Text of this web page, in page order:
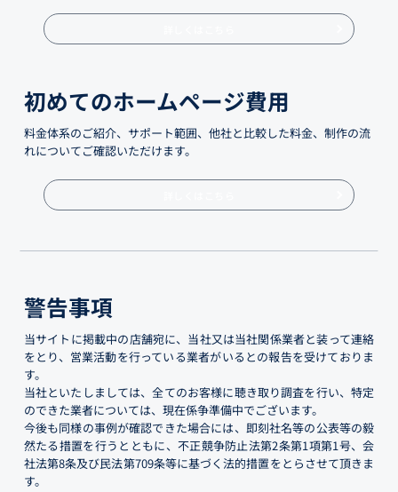
初めてのホームページ費用
料金体系のご紹介、サポート範囲、他社と比較した料金、制作の流
れについてご確認いただけます。
警告事項
当サイトに掲載中の店舗宛に、当社又は当社関係業者と装って連絡
をとり、営業活動を行っている業者がいるとの報告を受けておりま
す。
当社といたしましては、全てのお客様に聴き取り調査を行い、特定
のできた業者については、現在係争準備中でございます。
今後も同様の事例が確認できた場合には、即刻社名等の公表等の毅
然たる措置を行うとともに、不正競争防止法第2条第1項第1号、会
社法第8条及び民法第709条等に基づく法的措置をとらさせて頂きま
す。